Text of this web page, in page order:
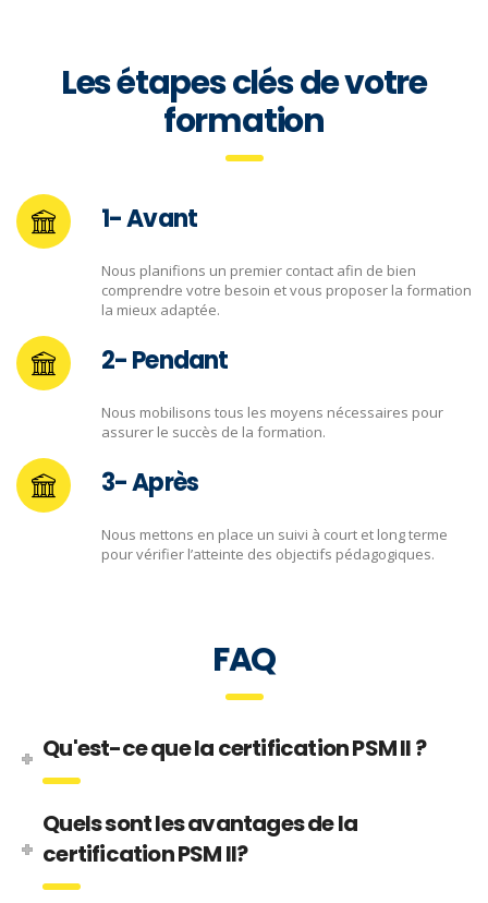
Les étapes clés de votre
formation
1- Avant
Nous planifions un premier contact afin de bien
comprendre votre besoin et vous proposer la formation
la mieux adaptée.
2- Pendant
Nous mobilisons tous les moyens nécessaires pour
assurer le succès de la formation.
3- Après
Nous mettons en place un suivi à court et long terme
pour vérifier l’atteinte des objectifs pédagogiques.
FAQ
Qu'est-ce que la certification PSM II ?
Quels sont les avantages de la
certification PSM II?